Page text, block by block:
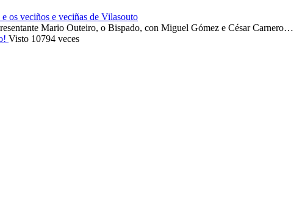
os veciños e veciñas de Vilasouto
Mario Outeiro, o Bispado, con Miguel Gómez e César Carnero…
Visto 10794 veces